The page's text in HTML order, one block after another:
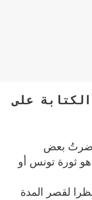
على
حضرتُ بعض
ثورة تونس أو
أبريل2013 حيث ونظرا لقصر المدة